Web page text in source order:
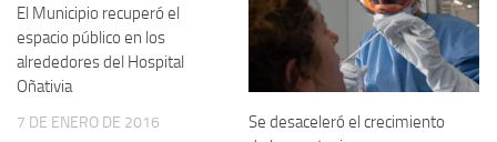
El Municipio recuperó el
espacio público en los
alrededores del Hospital
Oñativia
7 DE ENERO DE 2016
Se desaceleró el crecimiento